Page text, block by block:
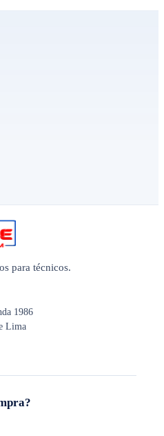
para técnicos.
1986
Lima